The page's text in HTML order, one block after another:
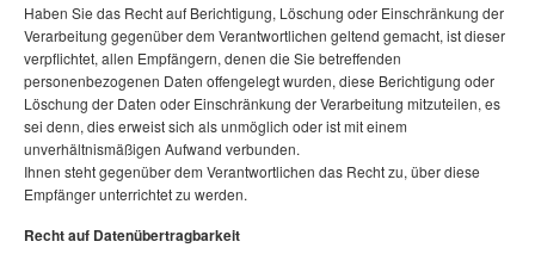
Haben Sie das Recht auf Berichtigung, Löschung oder Einschränkung der
Verarbeitung gegenüber dem Verantwortlichen geltend gemacht, ist dieser
verpflichtet, allen Empfängern, denen die Sie betreffenden
personenbezogenen Daten offengelegt wurden, diese Berichtigung oder
Löschung der Daten oder Einschränkung der Verarbeitung mitzuteilen, es
sei denn, dies erweist sich als unmöglich oder ist mit einem
unverhältnismäßigen Aufwand verbunden.
Ihnen steht gegenüber dem Verantwortlichen das Recht zu, über diese
Empfänger unterrichtet zu werden.
Recht auf Datenübertragbarkeit